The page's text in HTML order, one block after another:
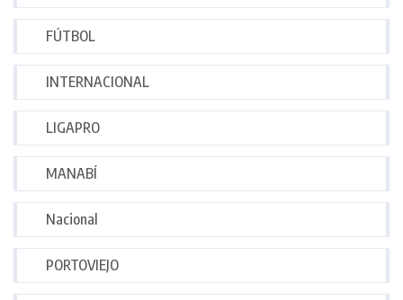
FÚTBOL
INTERNACIONAL
LIGAPRO
MANABÍ
Nacional
PORTOVIEJO